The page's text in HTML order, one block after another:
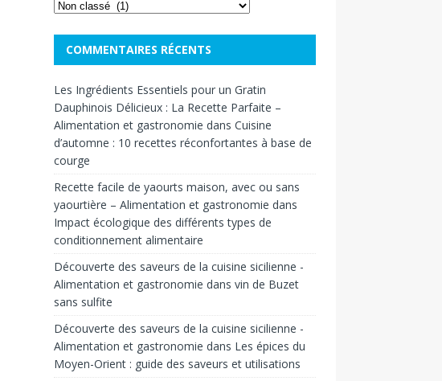
COMMENTAIRES RÉCENTS
Les Ingrédients Essentiels pour un Gratin
Dauphinois Délicieux : La Recette Parfaite –
Alimentation et gastronomie dans Cuisine
d’automne : 10 recettes réconfortantes à base de
courge
Recette facile de yaourts maison, avec ou sans
yaourtière – Alimentation et gastronomie dans
Impact écologique des différents types de
conditionnement alimentaire
Découverte des saveurs de la cuisine sicilienne -
Alimentation et gastronomie dans vin de Buzet
sans sulfite
Découverte des saveurs de la cuisine sicilienne -
Alimentation et gastronomie dans Les épices du
Moyen-Orient : guide des saveurs et utilisations